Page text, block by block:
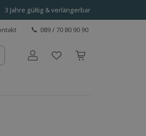
3 Jahre gültig & verlängerbar
089 / 70 80 90 90
Benutzerkonto